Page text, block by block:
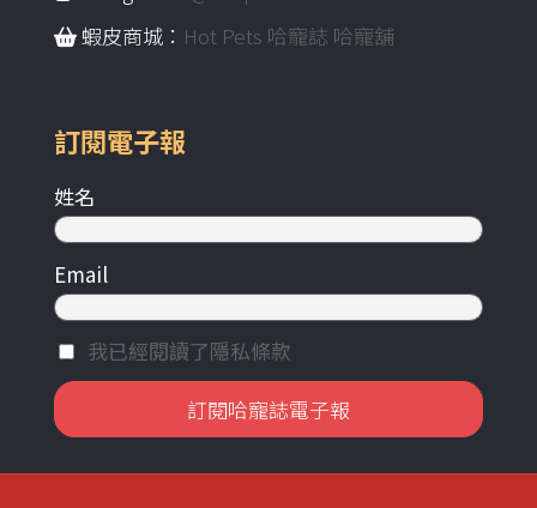
蝦皮商城： Hot Pets 哈寵誌 哈寵舖
訂閱電子報
姓名
Email
我已經閱讀了隱私條款